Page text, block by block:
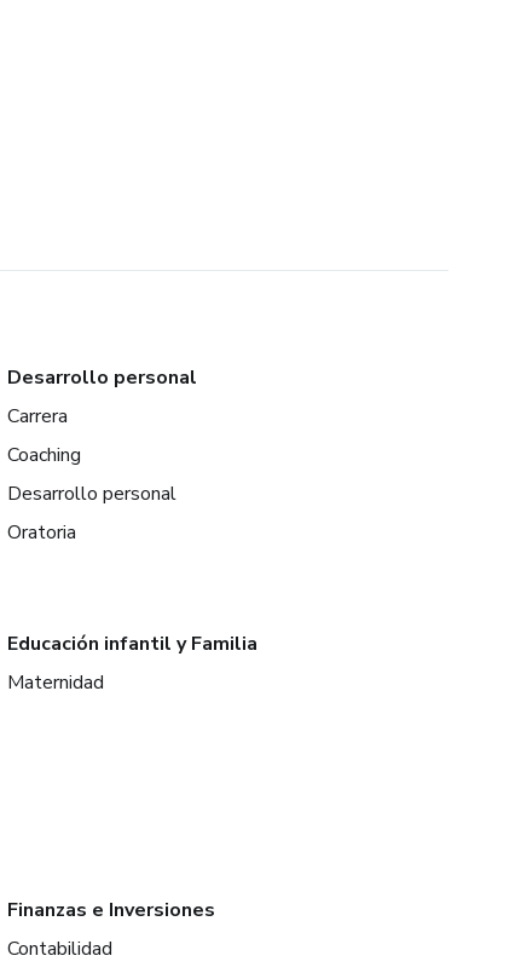
Desarrollo personal
Carrera
Coaching
Desarrollo personal
Oratoria
Educación infantil y Familia
Maternidad
Finanzas e Inversiones
Contabilidad